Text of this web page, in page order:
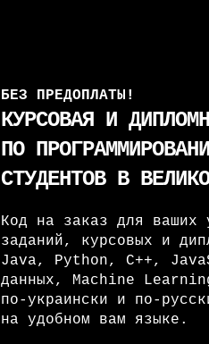
БЕЗ ПРЕДОПЛАТЫ!
КУРСОВАЯ И
ПО
СТУДЕНТОВ В
Код на заказ для ваших
заданий, курсовых и
Java, Python, C++,
данных, Machine
по-украински и по-
на удобном вам языке.